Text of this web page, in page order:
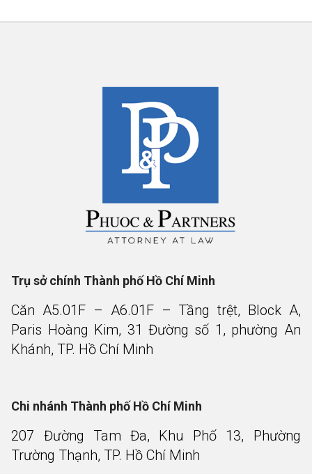
Trụ sở chính Thành phố Hồ Chí Minh
Căn A5.01F – A6.01F – Tầng trệt, Block A,
Paris Hoàng Kim, 31 Đường số 1, phường An
Khánh, TP. Hồ Chí Minh
Chi nhánh Thành phố Hồ Chí Minh
207 Đường Tam Đa, Khu Phố 13, Phường
Trường Thạnh, TP. Hồ Chí Minh